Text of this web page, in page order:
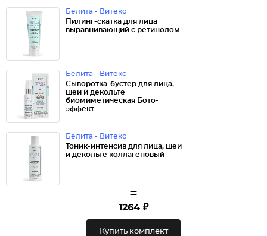
Белита - Витекс
Пилинг-скатка для лица
выравнивающий с ретинолом
Белита - Витекс
Сыворотка-бустер для лица,
шеи и декольте
биомиметическая Бото-
эффект
Белита - Витекс
Тоник-интенсив для лица, шеи
и декольте коллагеновый
=
1264 ₽
Купить комплект